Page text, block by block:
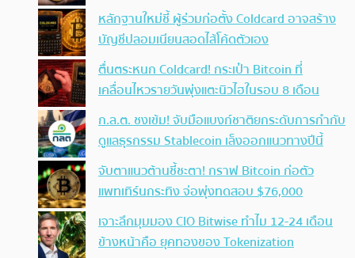
หลักฐานใหม่ชี้ ผู้ร่วมก่อตั้ง Coldcard อาจสร้าง
บัญชีปลอมเนียนสอดไส้โค้ดตัวเอง
ตื่นตระหนก Coldcard! กระเป๋า Bitcoin ที่
เคลื่อนไหวรายวันพุ่งแตะนิวไฮในรอบ 8 เดือน
ก.ล.ต. ชงเข้ม! จับมือแบงก์ชาติยกระดับการกำกับ
ดูแลธุรกรรม Stablecoin เล็งออกแนวทางปีนี้
จับตาแนวต้านชี้ชะตา! กราฟ Bitcoin ก่อตัว
แพทเทิร์นกระทิง จ่อพุ่งทดสอบ $76,000
เจาะลึกมุมมอง CIO Bitwise ทำไม 12-24 เดือน
ข้างหน้าคือ ยุคทองของ Tokenization